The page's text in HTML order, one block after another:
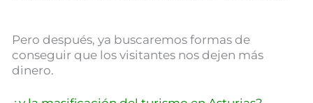
Pero después, ya buscaremos formas de
conseguir que los visitantes nos dejen más
dinero.